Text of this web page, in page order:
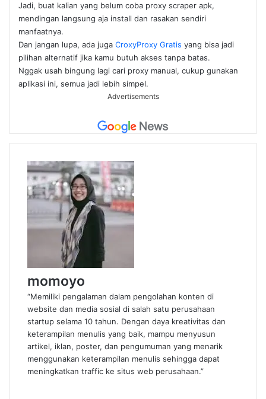
Jadi, buat kalian yang belum coba proxy scraper apk,
mendingan langsung aja install dan rasakan sendiri
manfaatnya.
Dan jangan lupa, ada juga CroxyProxy Gratis yang bisa jadi
pilihan alternatif jika kamu butuh akses tanpa batas.
Nggak usah bingung lagi cari proxy manual, cukup gunakan
aplikasi ini, semua jadi lebih simpel.
Advertisements
momoyo
“Memiliki pengalaman dalam pengolahan konten di
website dan media sosial di salah satu perusahaan
startup selama 10 tahun. Dengan daya kreativitas dan
keterampilan menulis yang baik, mampu menyusun
artikel, iklan, poster, dan pengumuman yang menarik
menggunakan keterampilan menulis sehingga dapat
meningkatkan traffic ke situs web perusahaan.”